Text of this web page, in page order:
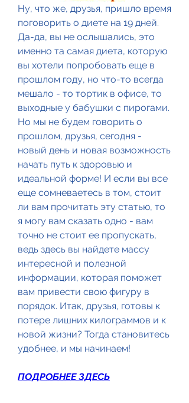
Ну, что же, друзья, пришло время
поговорить о диете на 19 дней.
Да-да, вы не ослышались, это
именно та самая диета, которую
вы хотели попробовать еще в
прошлом году, но что-то всегда
мешало - то тортик в офисе, то
выходные у бабушки с пирогами.
Но мы не будем говорить о
прошлом, друзья, сегодня -
новый день и новая возможность
начать путь к здоровью и
идеальной форме! И если вы все
еще сомневаетесь в том, стоит
ли вам прочитать эту статью, то
я могу вам сказать одно - вам
точно не стоит ее пропускать,
ведь здесь вы найдете массу
интересной и полезной
информации, которая поможет
вам привести свою фигуру в
порядок. Итак, друзья, готовы к
потере лишних килограммов и к
новой жизни? Тогда становитесь
удобнее, и мы начинаем!
ПОДРОБНЕЕ ЗДЕСЬ